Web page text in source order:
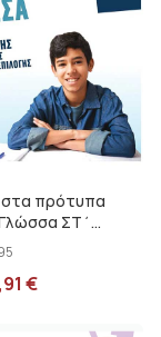
στα πρότυπα
ΣΤ΄
Θ.
€